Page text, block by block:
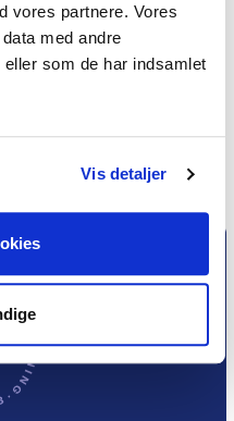
vores partnere. Vores
med andre
som de har indsamlet
Vis detaljer